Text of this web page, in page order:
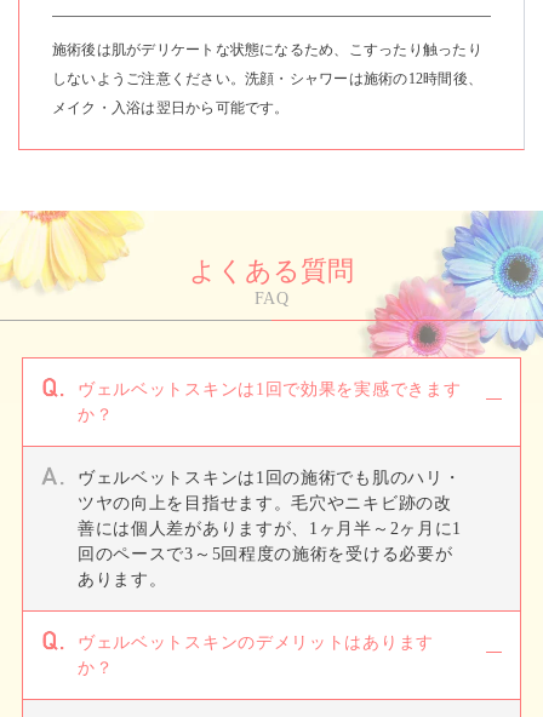
施術後は肌がデリケートな状態になるため、こすったり触ったり
しないようご注意ください。洗顔・シャワーは施術の12時間後、
メイク・入浴は翌日から可能です。
よくある質問
FAQ
ヴェルベットスキンは1回で効果を実感できます
か？
ヴェルベットスキンは1回の施術でも肌のハリ・
ツヤの向上を目指せます。毛穴やニキビ跡の改
善には個人差がありますが、1ヶ月半～2ヶ月に1
回のペースで3～5回程度の施術を受ける必要が
あります。
ヴェルベットスキンのデメリットはあります
か？